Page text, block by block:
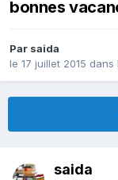
bonnes
Par saida
le 17 juillet 2015 dans
saida